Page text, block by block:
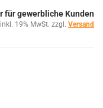
für gewerbliche Kunden
inkl. 19% MwSt. zzgl. Versand